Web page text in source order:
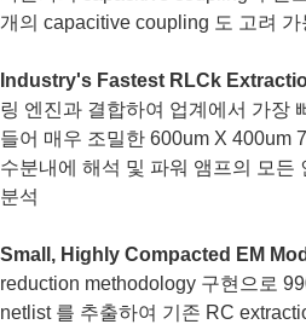
개의 capacitive coupling 도 고려 가
Industry's Fastest RLCk
링 엔진과 결합하여 업계에서 가장
들어 매우 조밀한 600um X 400um
수분내에 해석 및 파워 앰프의 모든
분석
Small, Highly Compacted EM
reduction methodology 구현으로
netlist 를 추출하여 기존 RC